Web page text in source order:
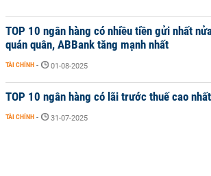
TOP 10 ngân hàng có nhiều tiền gửi nhất
quán quân, ABBank tăng mạnh nhất
TÀI CHÍNH - 01-08-2025
TOP 10 ngân hàng có lãi trước thuế cao
TÀI CHÍNH - 31-07-2025